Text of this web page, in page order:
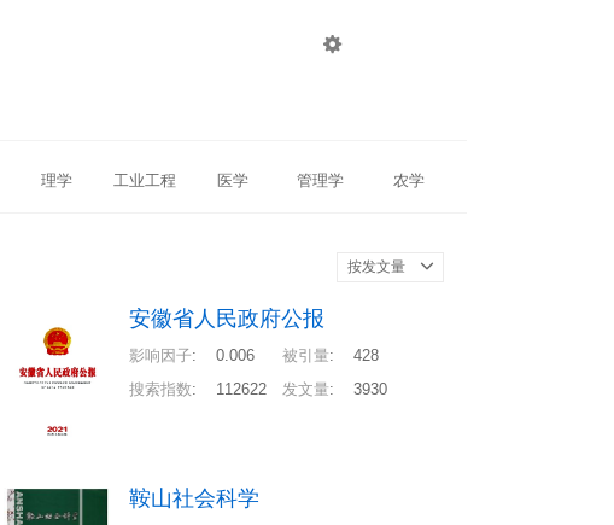

理学 工业工程 医学 管理学 农学
按发文量
安徽省人民政府公报
影响因子: 0.006 被引量:
428
搜索指数: 112622 发文量: 3930
鞍山社会科学